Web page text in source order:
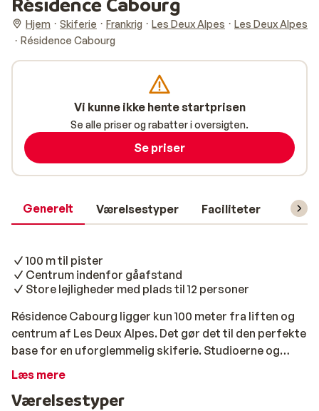
Hjem Skiferie Frankrig Les Deux Alpes
Les Deux Alpes
Résidence Cabourg
Generelt Værelsestyper Faciliteter
100 m til pister
Centrum indenfor gåafstand
Store lejligheder med plads til 12 personer
Résidence Cabourg ligger kun 100 meter fra liften og
centrum af Les Deux Alpes. Det gør det til den perfekte
base for en uforglemmelig skiferie. Studioerne og
lejlighederne er rummelige og komfortable og udstyret
ophold. Efter en dag på pisterne kan du slappe af i det
Læs mere
Værelsestyper
Vi kunne ikke hente startprisen
Se alle priser og rabatter i oversigten.
Se priser